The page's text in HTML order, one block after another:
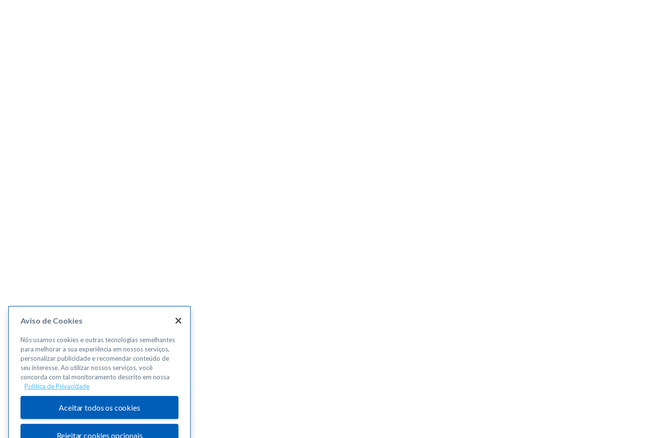
Aviso de Cookies
Nós usamos cookies e outras tecnologias semelhantes
para melhorar a sua experiência em nossos serviços,
personalizar publicidade e recomendar conteúdo de
seu interesse. Ao utilizar nossos serviços, você
concorda com tal monitoramento descrito em nossa
Política de Privacidade
Aceitar todos os cookies
Rejeitar cookies opcionais